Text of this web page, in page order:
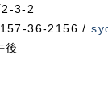
3-2
36-2156 /
後